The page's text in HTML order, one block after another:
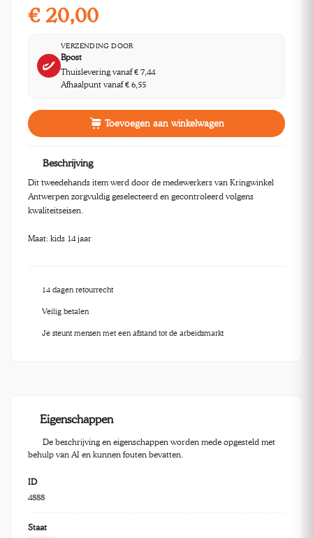
€ 20,00
VERZENDING DOOR
Bpost
Thuislevering vanaf € 7,44
Afhaalpunt vanaf € 6,55
Toevoegen aan winkelwagen
Beschrijving
Dit tweedehands item werd door de medewerkers van Kringwinkel
Antwerpen zorgvuldig geselecteerd en gecontroleerd volgens
kwaliteitseisen.
Maat: kids 14 jaar
14 dagen retourrecht
Veilig betalen
Je steunt mensen met een afstand tot de arbeidsmarkt
Eigenschappen
De beschrijving en eigenschappen worden mede opgesteld met
behulp van AI en kunnen fouten bevatten.
ID
4888
Staat